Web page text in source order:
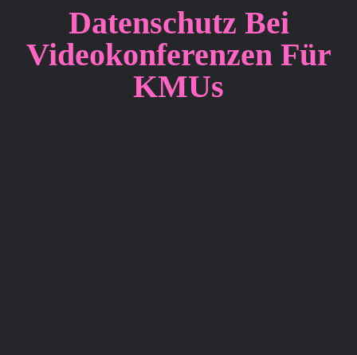
Datenschutz Bei
Videokonferenzen Für
KMUs